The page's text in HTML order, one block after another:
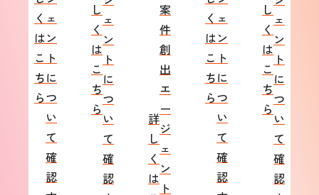
く
は
こ
ち
ら
ェ
ン
ト
に
つ
い
て
確
認
し
く
は
こ
ち
ら
ェ
ン
ト
に
つ
い
て
確
認
詳
し
く
は
案
件
創
出
エ
ー
ジ
ェ
ン
ト
く
は
こ
ち
ら
ェ
ン
ト
に
つ
い
て
確
認
し
く
は
こ
ち
ら
ェ
ン
ト
に
つ
い
て
確
認